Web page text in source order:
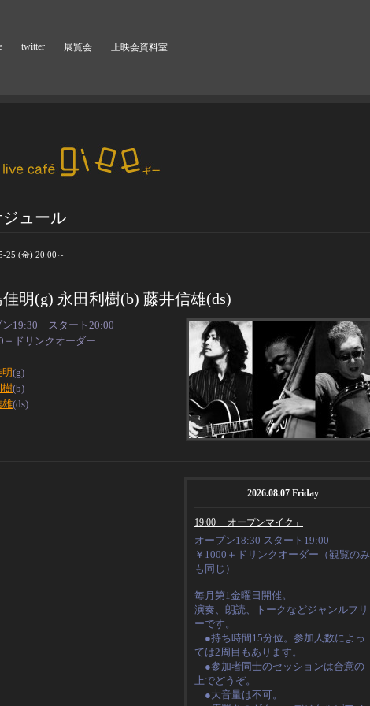
twitter 展覧会 上映会資料室
ュール
25 (金) 20:00～
明(g) 永田利樹(b) 藤井信雄(ds)
ン19:30 スタート20:00
＋ドリンクオーダー
(g)
樹(b)
雄(ds)
2026.08.07 Friday
19:00 「オープンマイク」
オープン18:30 スタート19:00
￥1000＋ドリンクオーダー（観覧のみ
も同じ）
毎月第1金曜日開催。
演奏、朗読、トークなどジャンルフリ
ーです。
●持ち時間15分位。 参加人数によっ
ては2周目もあります。
●参加者同士のセッションは合意の
上でどうぞ。
●大音量は不可。